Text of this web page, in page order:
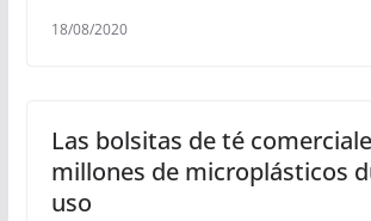
18/08/2020
Las bolsitas de té
millones de microplásticos
uso